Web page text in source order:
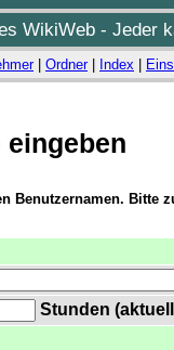
WikiWeb - Jeder
| Ordner| Index
eingeben
Benutzernamen. Bitte
Stunden